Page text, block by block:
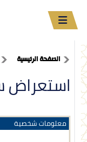
الصفحة الرئيسية
استعراض
معلومات شخصية